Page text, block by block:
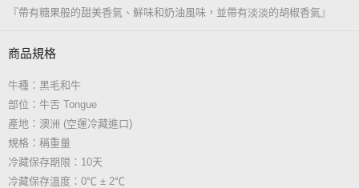
『帶有糖果般的甜美香氣、鮮味和奶油風味，並帶有淡淡的胡椒香氣』
商品規格
牛種：黑毛和牛
部位：牛舌 Tongue
產地：澳洲 (空運冷藏進口)
規格：稱重量
冷藏保存期限：10天
冷藏保存溫度：0℃ ± 2℃